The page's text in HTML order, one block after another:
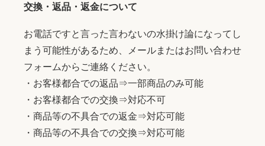
交換・返品・返金について
お電話ですと言った言わないの水掛け論になってし
まう可能性があるため、メールまたはお問い合わせ
フォームからご連絡ください。
・お客様都合での返品⇒一部商品のみ可能
・お客様都合での交換⇒対応不可
・商品等の不具合での返金⇒対応可能
・商品等の不具合での交換⇒対応可能